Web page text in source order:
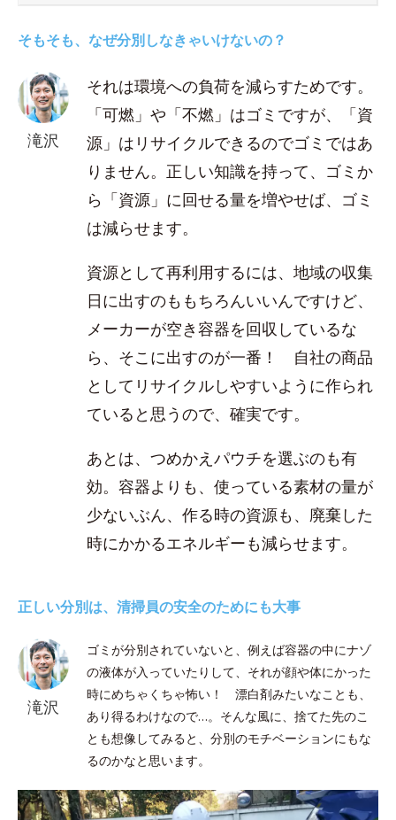
そもそも、なぜ分別しなきゃいけないの？
滝沢
それは環境への負荷を減らすためです。
「可燃」や「不燃」はゴミですが、「資
源」はリサイクルできるのでゴミではあ
りません。正しい知識を持って、ゴミか
ら「資源」に回せる量を増やせば、ゴミ
は減らせます。
資源として再利用するには、地域の収集
日に出すのももちろんいいんですけど、
メーカーが空き容器を回収しているな
ら、そこに出すのが一番！ 自社の商品
としてリサイクルしやすいように作られ
ていると思うので、確実です。
あとは、つめかえパウチを選ぶのも有
効。容器よりも、使っている素材の量が
少ないぶん、作る時の資源も、廃棄した
時にかかるエネルギーも減らせます。
正しい分別は、清掃員の安全のためにも大事
滝沢
ゴミが分別されていないと、例えば容器の中にナゾ
の液体が入っていたりして、それが顔や体にかった
時にめちゃくちゃ怖い！ 漂白剤みたいなことも、
あり得るわけなので…。そんな風に、捨てた先のこ
とも想像してみると、分別のモチベーションにもな
るのかなと思います。